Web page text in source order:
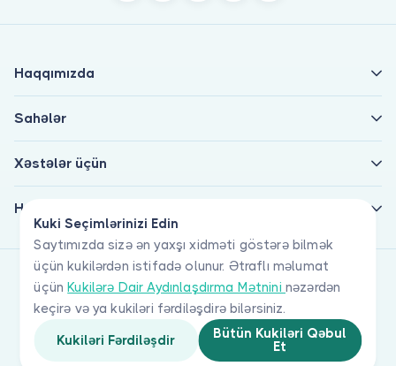
Kuki Seçimlərinizi Edin
Saytımızda sizə ən yaxşı xidməti göstərə bilmək
üçün kukilərdən istifadə olunur. Ətraflı məlumat
üçünKukilərə Dair Aydınlaşdırma Mətnini nəzərdən
keçirə və ya kukiləri fərdiləşdirə bilərsiniz.
Kukiləri Fərdiləşdir
Bütün Kukiləri Qəbul
Et
Haqqımızda
Sahələr
Xəstələr üçün
Həkimlər üçün